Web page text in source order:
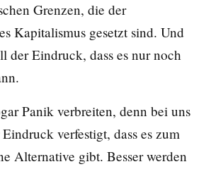
Grenzen, die der
Kapitalismus gesetzt sind. Und
der Eindruck, dass es nur noch
Panik verbreiten, denn bei uns
verfestigt, dass es zum
Alternative gibt. Besser werden